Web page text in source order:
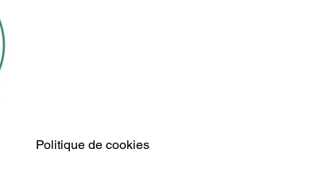
Politique de cookies